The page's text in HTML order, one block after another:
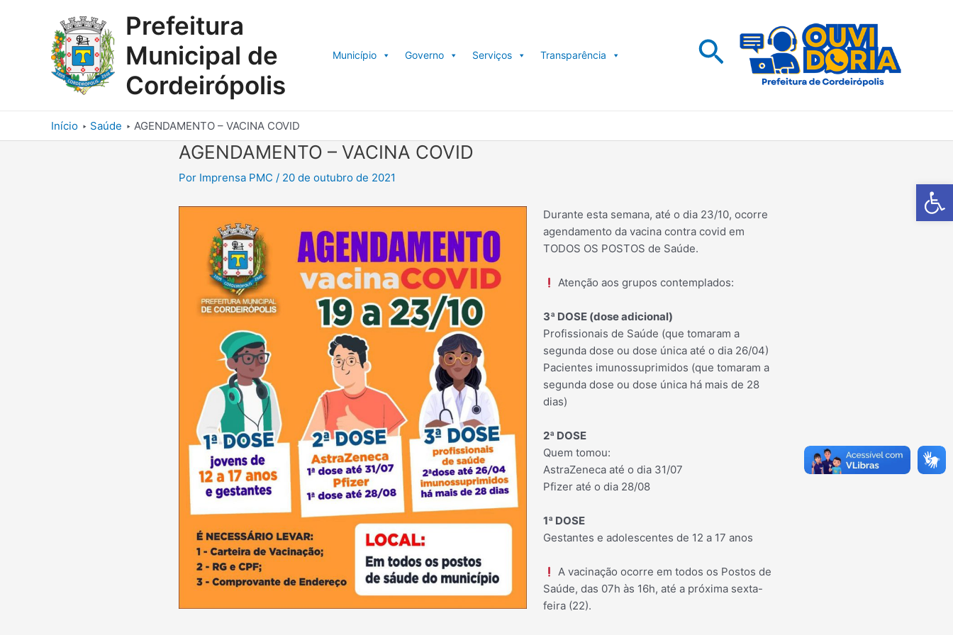
Barra de
Prefeitura
Municipal de
Cordeirópolis
Município Governo Serviços Transparência Pesquisar
Início Saúde AGENDAMENTO – VACINA COVID
AGENDAMENTO – VACINA COVID
Por Imprensa PMC / 20 de outubro de 2021
Durante esta semana, até o dia 23/10, ocorre
agendamento da vacina contra covid em
TODOS OS POSTOS de Saúde.
Atenção aos grupos contemplados:
3ª DOSE (dose adicional)
Profissionais de Saúde (que tomaram a
segunda dose ou dose única até o dia 26/04)
Pacientes imunossuprimidos (que tomaram a
segunda dose ou dose única há mais de 28
dias)
2ª DOSE
Quem tomou:
AstraZeneca até o dia 31/07
Pfizer até o dia 28/08
1ª DOSE
Gestantes e adolescentes de 12 a 17 anos
A vacinação ocorre em todos os Postos de
Saúde, das 07h às 16h, até a próxima sexta-
feira (22).